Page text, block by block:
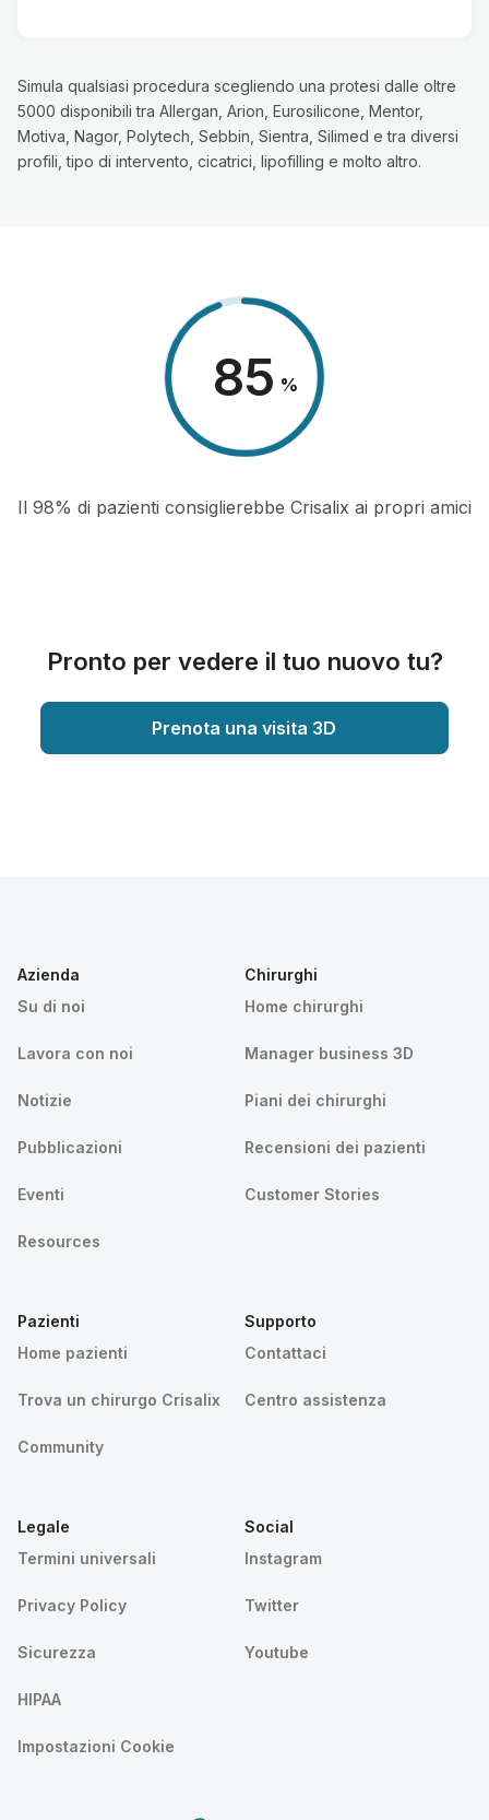
Simula qualsiasi procedura scegliendo una protesi dalle oltre
5000 disponibili tra Allergan, Arion, Eurosilicone, Mentor,
Motiva, Nagor, Polytech, Sebbin, Sientra, Silimed e tra diversi
profili, tipo di intervento, cicatrici, lipofilling e molto altro.
98 %
Il 98% di pazienti consiglierebbe Crisalix ai propri amici
Pronto per vedere il tuo nuovo tu?
Prenota una visita 3D
Azienda
Su di noi
Lavora con noi
Notizie
Pubblicazioni
Eventi
Resources
Chirurghi
Home chirurghi
Manager business 3D
Piani dei chirurghi
Recensioni dei pazienti
Customer Stories
Pazienti
Home pazienti
Trova un chirurgo Crisalix
Community
Supporto
Contattaci
Centro assistenza
Legale
Termini universali
Privacy Policy
Sicurezza
HIPAA
Impostazioni Cookie
Social
Instagram
Twitter
Youtube